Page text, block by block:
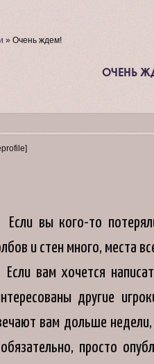
» Очень ждем!
ОЧЕНЬ
вы кого-то
и стен много, места
вам хочется
другие
вам дольше недели,
просто